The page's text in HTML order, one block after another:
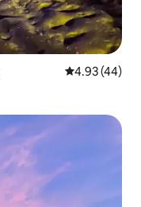
Calificación
4.93 (44)